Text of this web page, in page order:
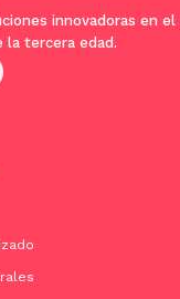
innovadoras en el
la tercera edad.